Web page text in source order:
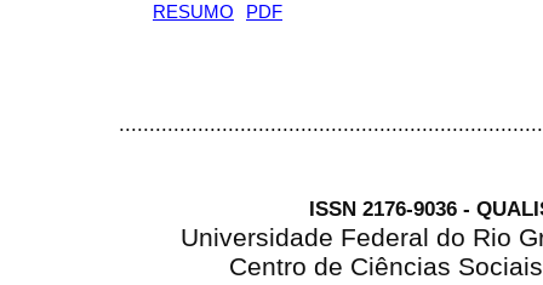
RESUMO PDF
ISSN 2176-9036 -
Universidade Federal do Rio
Centro de Ciências